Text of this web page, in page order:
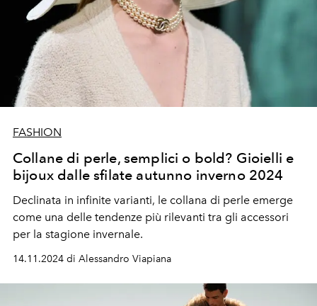
FASHION
Collane di perle, semplici o bold? Gioielli e
bijoux dalle sfilate autunno inverno 2024
Declinata in infinite varianti, le collana di perle emerge
come una delle tendenze più rilevanti tra gli accessori
per la stagione invernale.
14.11.2024 di Alessandro Viapiana